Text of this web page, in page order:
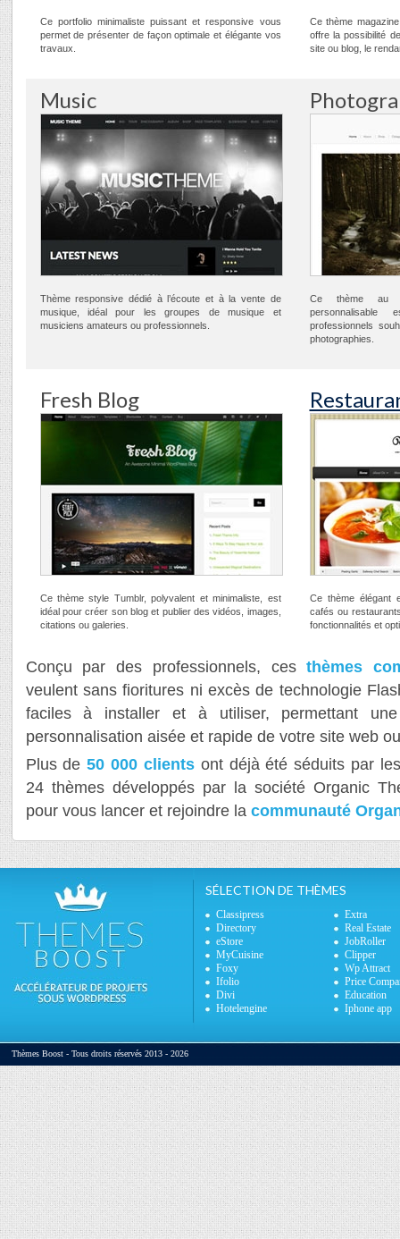
Ce portfolio minimaliste puissant et responsive vous
permet de présenter de façon optimale et élégante vos
travaux.
Ce thème
offre la possibilité
site ou blog, le
Music
Thème responsive dédié à l’écoute et à la vente de
musique, idéal pour les groupes de musique et
musiciens amateurs ou professionnels.
Ce thème au
personnalisable
professionnels
photographies.
Fresh Blog
Ce thème style Tumblr, polyvalent et minimaliste, est
idéal pour créer son blog et publier des vidéos, images,
citations ou galeries.
Ce thème élégant
cafés ou
fonctionnalités et
Conçu par des professionnels, cesthèmes
veulent sans fioritures ni excès de technologie
faciles à installer et à utiliser, permettant
personnalisation aisée et rapide de votre site web
Plus de50 000 clientsont déjà été séduits par
24 thèmes développés par la société Organic
pour vous lancer et rejoindre la communauté
SÉLECTION DE THÈMES
Classipress
Extra
Directory
Real Estate
eStore
JobRoller
MyCuisine
Clipper
Foxy
Wp Attract
Ifolio
Price
Divi
Education
Hotelengine
Iphone app
Thèmes Boost - Tous droits réservés 2013 - 2026